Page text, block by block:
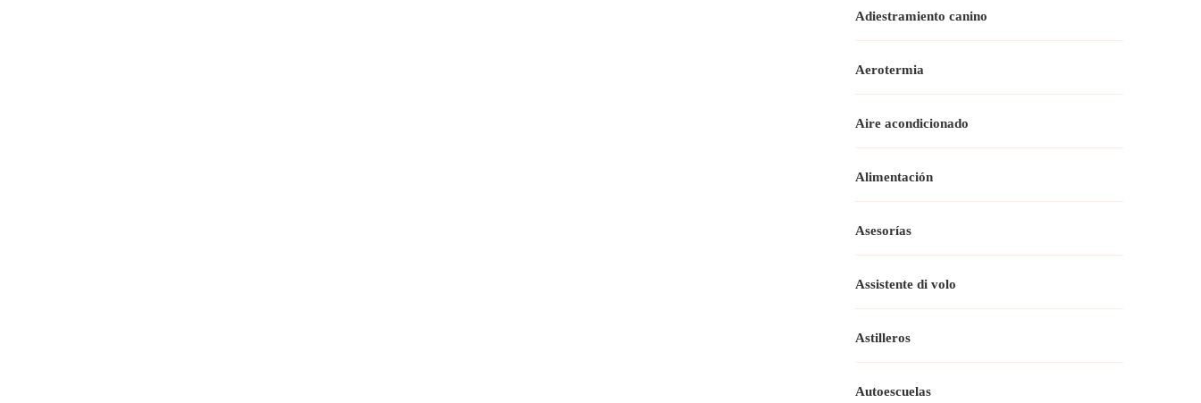
Adiestramiento canino
Aerotermia
Aire acondicionado
Alimentación
Asesorías
Assistente di volo
Astilleros
Autoescuelas